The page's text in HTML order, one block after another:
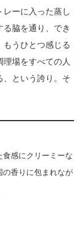
ーに入った蒸し
脇を通り、でき
うひとつ感じる
場をすべての人
、という誇り。そ
感にクリーミーな
の香りに包まれなが